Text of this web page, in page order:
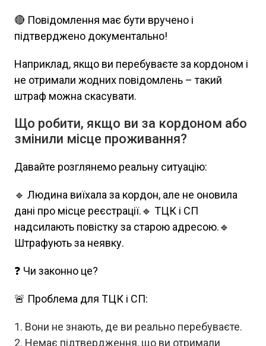
🔴 Повідомлення має бути вручено і
підтверджено документально!
Наприклад, якщо ви перебуваєте за кордоном і
не отримали жодних повідомлень – такий
штраф можна скасувати.
Що робити, якщо ви за кордоном або
змінили місце проживання?
Давайте розглянемо реальну ситуацію:
🔹 Людина виїхала за кордон, але не оновила
дані про місце реєстрації.🔹 ТЦК і СП
надсилають повістку за старою адресою.🔹
Штрафують за неявку.
❓ Чи законно це?
🚨 Проблема для ТЦК і СП:
Вони не знають, де ви реально перебуваєте.
Немає підтвердження, що ви отримали